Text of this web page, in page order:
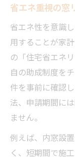
暮らし
な方法
窓リフ
果
省エネ
れる方
窓リフ
省エネ重視の窓
省エネ性を意識
用することが家
の「住宅省エネ
自の助成制度を
件を事前に確認
法、申請期間に
ません。
例えば、内窓設
く、短期間で施